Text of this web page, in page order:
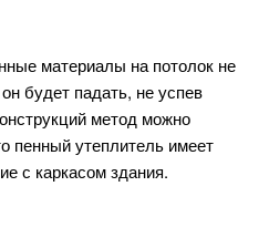
материалы на потолок не
будет падать, не успев
метод можно
пенный утеплитель имеет
с каркасом здания.